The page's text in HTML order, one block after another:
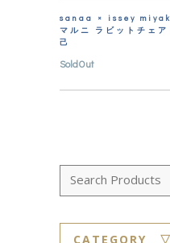
sanaa × issey
マルニ ラビットチェ
己
SoldOut
CATEGORY